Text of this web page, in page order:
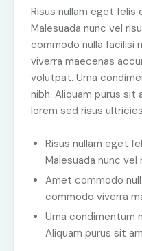
Risus nullam eget felis
Malesuada nunc vel
commodo nulla facilisi
viverra maecenas
volutpat. Urna
nibh. Aliquam purus
lorem sed risus
Risus nullam eget
Malesuada nunc
Amet commodo
commodo viverra
Urna condimentum
Aliquam purus sit